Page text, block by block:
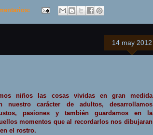
14 may 2012
niños las cosas vividas en gran medida
nuestro carácter de adultos, desarrollamos
pasiones y también guardamos en la
momentos que al recordarlos nos dibujaran
el rostro.